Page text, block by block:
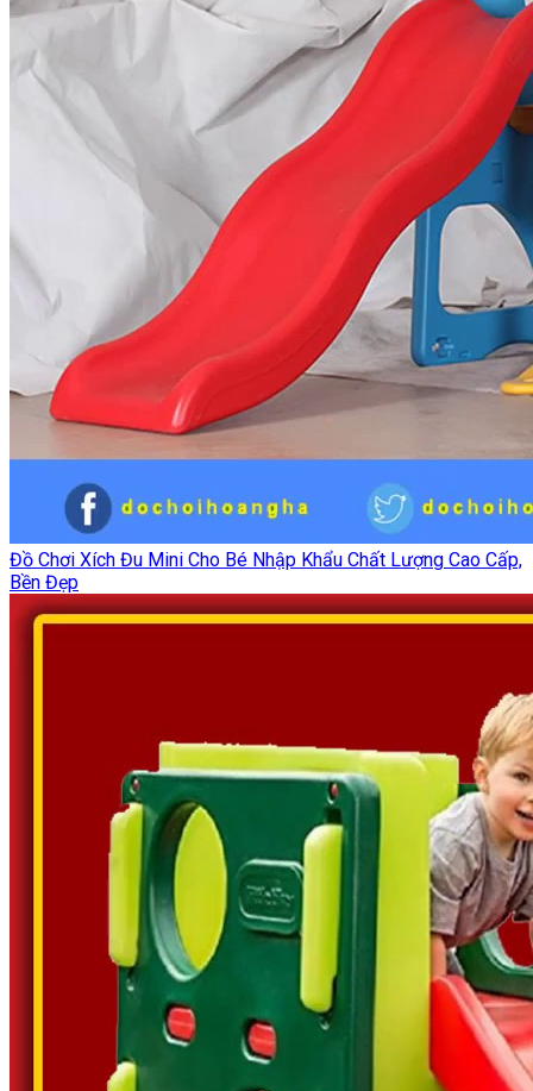
Đồ Chơi Xích Đu Mini Cho Bé Nhập Khẩu Chất Lượng Cao Cấp,
Bền Đẹp‎‎